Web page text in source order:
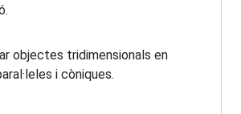
objectes tridimensionals en
i còniques.